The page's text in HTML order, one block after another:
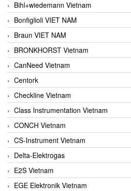
Bihl+wiedemann Vietnam
Bonfiglioli VIET NAM
Braun VIET NAM
BRONKHORST Vietnam
CanNeed Vietnam
Centork
Checkline Vietnam
Class Instrumentation Vietnam
CONCH Vietnam
CS-Instrument Vietnam
Delta-Elektrogas
E2S Vietnam
EGE Elektronik Vietnam